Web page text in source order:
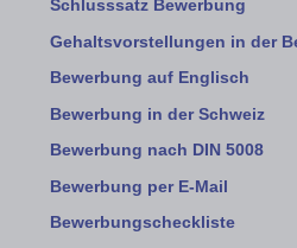
Schlusssatz Bewerbung
Gehaltsvorstellungen in der
Bewerbung auf Englisch
Bewerbung in der Schweiz
Bewerbung nach DIN 5008
Bewerbung per E-Mail
Bewerbungscheckliste